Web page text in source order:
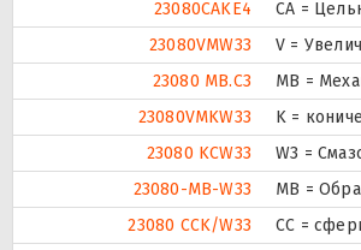
23080CAKE4
CA =
23080VMW33
V =
23080 MB.C3
MB =
23080VMKW33
K =
23080 KCW33
W3 =
23080-MB-W33
MB =
23080 CCK/W33
CC =